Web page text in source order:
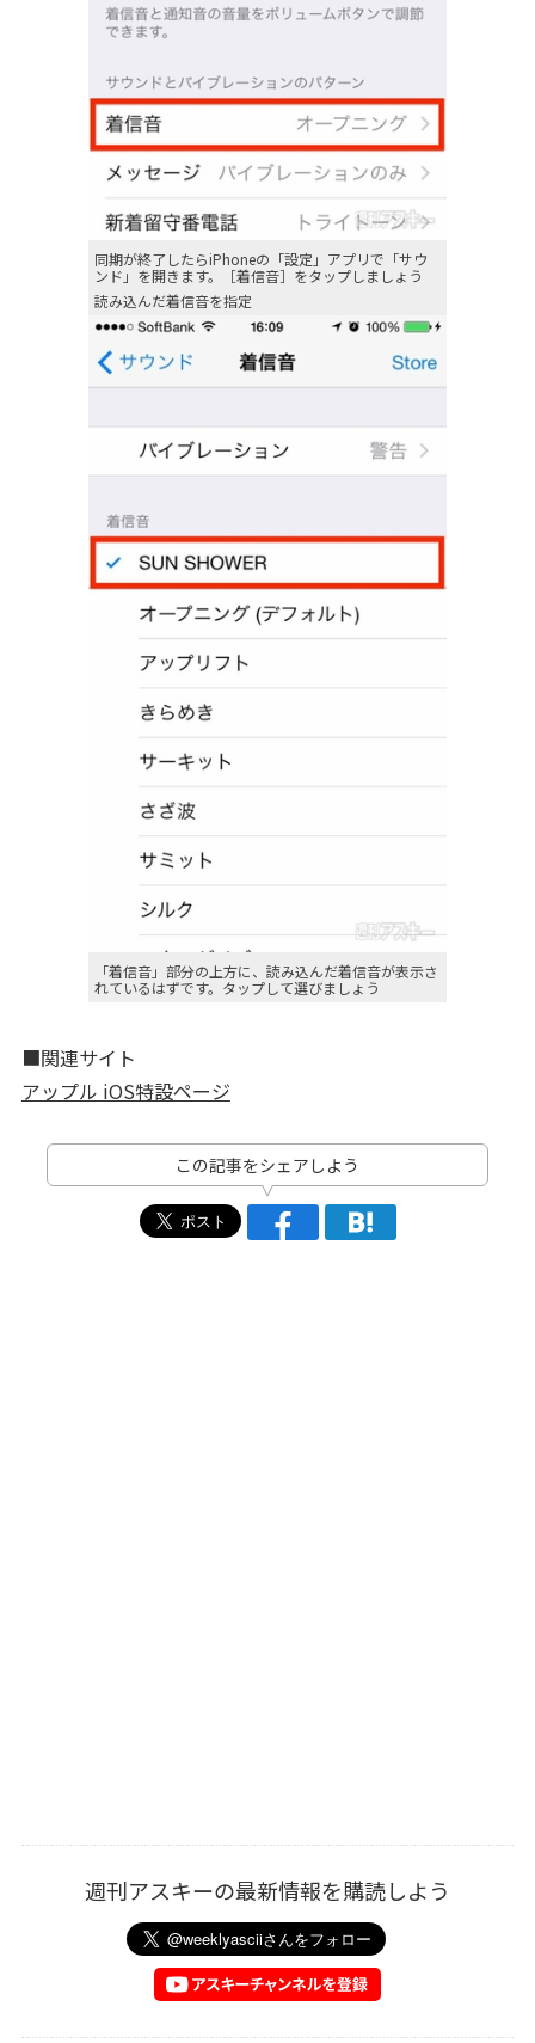
同期が終了したらiPhoneの「設定」アプリで「サウ
ンド」を開きます。［着信音］をタップしましょう
読み込んだ着信音を指定
「着信音」部分の上方に、読み込んだ着信音が表示さ
れているはずです。タップして選びましょう
■関連サイト
アップル iOS特設ページ
この記事をシェアしよう
週刊アスキーの最新情報を購読しよう